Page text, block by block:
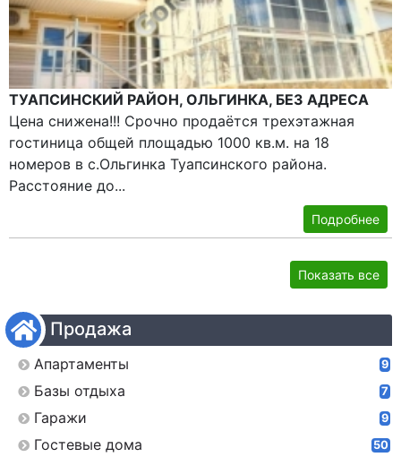
Продажа
Апартаменты 9
Базы отдыха 7
Гаражи 9
Гостевые дома 50
ТУАПСИНСКИЙ РАЙОН, ОЛЬГИНКА, БЕЗ АДРЕСА
Цена снижена!!! Срочно продаётся трехэтажная
гостиница общей площадью 1000 кв.м. на 18
номеров в с.Ольгинка Туапсинского района.
Расстояние до...
Подробнее
Показать все